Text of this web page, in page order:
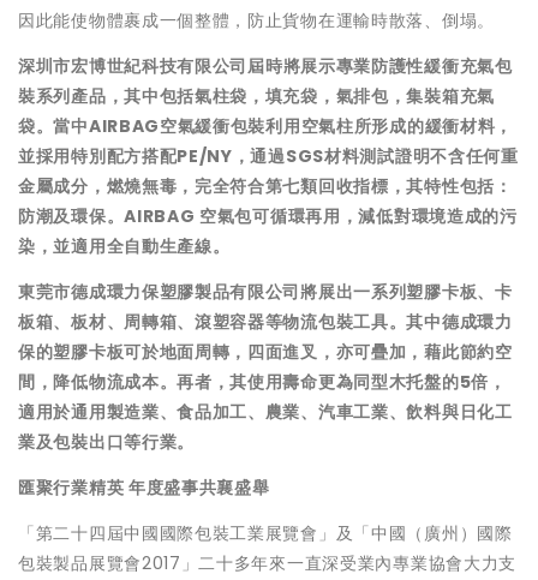
因此能使物體裹成一個整體，防止貨物在運輸時散落、倒塌。
深圳市宏博世紀科技有限公司屆時將展示專業防護性緩衝充氣包
裝系列產品，其中包括氣柱袋，填充袋，氣排包，集裝箱充氣
袋。當中AIRBAG空氣緩衝包裝利用空氣柱所形成的緩衝材料，
並採用特別配方搭配PE/NY，通過SGS材料測試證明不含任何重
金屬成分，燃燒無毒，完全符合第七類回收指標，其特性包括：
防潮及環保。AIRBAG 空氣包可循環再用，減低對環境造成的污
染，並適用全自動生產線。
東莞市德成環力保塑膠製品有限公司將展出一系列塑膠卡板、卡
板箱、板材、周轉箱、滾塑容器等物流包裝工具。其中德成環力
保的塑膠卡板可於地面周轉，四面進叉，亦可疊加，藉此節約空
間，降低物流成本。再者，其使用壽命更為同型木托盤的5倍，
適用於通用製造業、食品加工、農業、汽車工業、飲料與日化工
業及包裝出口等行業。
匯聚行業精英 年度盛事共襄盛舉
「第二十四屆中國國際包裝工業展覽會」及「中國（廣州）國際
包裝製品展覽會2017」二十多年來一直深受業內專業協會大力支